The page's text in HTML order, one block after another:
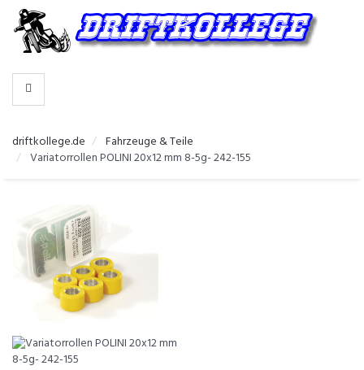
>
HERSTELLER
WÄHLEN
driftkollege.de
Fahrzeuge & Teile
Variatorrollen POLINI 20x12 mm 8-5g- 242-155